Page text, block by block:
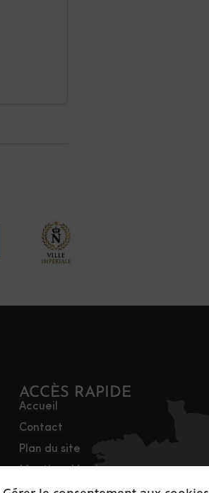
ACCÈS RAPIDE
Accueil
Contact
Plan du site
Mentions légales